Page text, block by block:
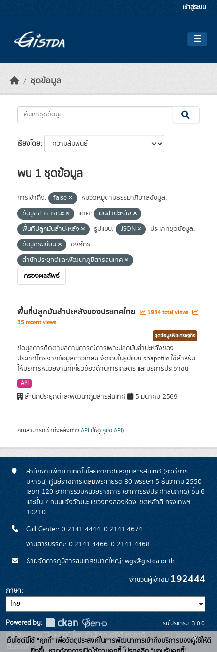
เข้าสู่ระบบ
ชุดข้อมูล
เรียงโดย
พบ 1 ชุดข้อมูล
การเข้าถึง: false
หมวดหมู่ตามธรรมาภิบาลข้อมูล:
ข้อมูลสาธารณะ
แท็ค:
มันสำปะหลัง
พื้นที่ปลูกมันสำปะหลัง
รูปแบบ: JSON
ประเภทชุดข้อมูล:
ข้อมูลระเบียน
องค์กร:
สำนักประยุกต์และพัฒนาภูมิสารสนเทศ
กรองผลลัพธ์
พื้นที่ปลูกมันสำปะหลังของประเทศไทย
1934 total views
35 recent views
ชุดข้อมูลพืชเศรษฐกิจ
ข้อมูลการติดตามสถานการณ์การเพาะปลูกมันสำปะหลังของ
ประเทศไทยจากข้อมูลดาวเทียม จัดเก็บในรูปแบบ shapefile ใช้สำหรับ
ให้บริการหน่วยงานที่เกี่ยวข้องด้านการเกษตร และบริการประชาชน
API
สำนักประยุกต์และพัฒนาภูมิสารสนเทศ 5 มีนาคม 2569
คุณสามารถเข้าถึงคลังทาง API (ให้ดู คู่มือ API).
สำนักงานพัฒนาเทคโนโลยีอวกาศและภูมิสารสนเทศ (องค์การ
มหาชน) ศูนย์ราชการเฉลิมพระเกียรติ 80 พรรษา 5 ธันวาคม 2550
เลขที่ 120 อาคารรวมหน่วยราชการ (อาคารรัฐประศาสนภักดี) ชั้น 6
และชั้น 7 ถนนแจ้งวัฒนะ แขวงทุ่งสองห้อง เขตหลักสี่ กรุงเทพฯ
10210
Call Center: 0 2141 4444, 0 2141 4674
งานสารบรรณ: 0 2141 4466, 0 2141 4468
ฝ่ายจัดการภูมิสารสนเทศขนาดใหญ่: wgs@gistda.or.th
จำนวนผู้เข้าชม 192444
ภาษา
Powered by:
สนับสนุนระบบ Thai-GDC โดย สำนักงานสถิติแห่งชาติ
เว็บไซต์ที่
รุ่นโปรแกรม: 3.0.0
วันที่: 2025-06-
26
เว็บไซต์นี้ใช้ "คุกกี้" เพื่อวัตถุประสงค์ในการพัฒนาการเข้าถึงบริการของผู้ใช้ให้ดี
x